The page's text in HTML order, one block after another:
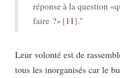
réponse à la question
faire ?» 11 ."
Leur volonté est de
tous les inorganisés car le